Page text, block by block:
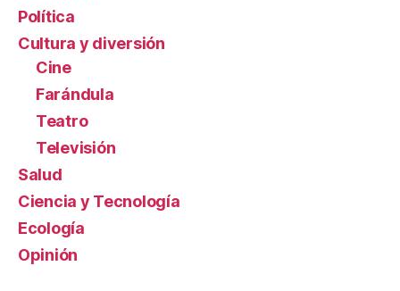
Política
Cultura y diversión
Cine
Farándula
Teatro
Televisión
Salud
Ciencia y Tecnología
Ecología
Opinión